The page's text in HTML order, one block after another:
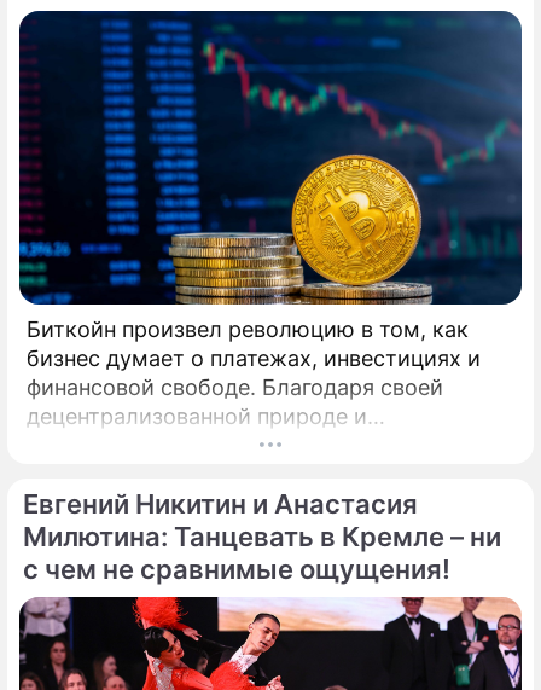
Союза, президент Евро-Азиатского
Танцевального Совете (EADC), заслуженный
деятель искусств РФ, народный артист
России Станислав Попов. Совсем недавно
сложившийся дуэт Кирилла Александрова и
Дарьи Прусаковой примет участие в
турнире профессионалов по
латиноамериканской программе.
Биткойн произвел революцию в том, как
бизнес думает о платежах, инвестициях и
финансовой свободе. Благодаря своей
децентрализованной природе и
безграничной функциональности Биткойн
возможности для расширения своего
присутствия. Однако наряду с
преимуществами возникают и серьезные
проблемы, особенно в нормативно-
правовой сфере. Понимание этих
препятствий имеет важное значение для
предприятий, рассматривающих
Евгений Никитин и Анастасия
Милютина: Танцевать в Кремле – ни
с чем не сравнимые ощущения!